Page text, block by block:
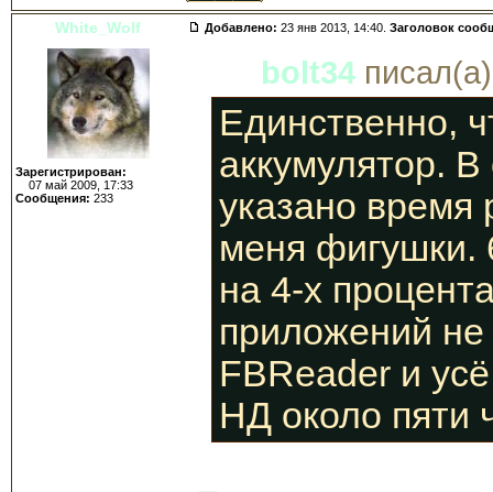
White_Wolf Добавлено: 23 янв 2013, 14:40. Заголовок
Зарегистрирован:
07 май 2009, 17:33
Сообщения: 233
bolt34
Единственно,
аккумулятор.
указано время
меня фигушки.
на 4-х
приложений не
FBReader и
НД около пяти